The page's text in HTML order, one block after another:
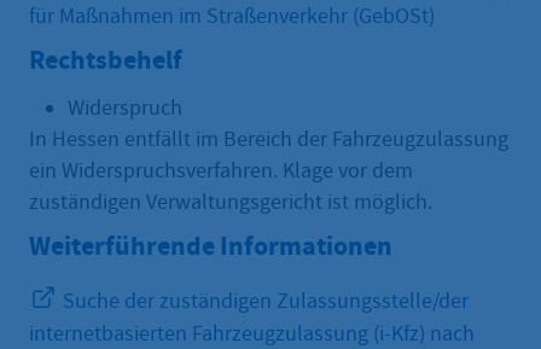
für Maßnahmen im Straßenverkehr (GebOSt)
Rechtsbehelf
Widerspruch
In Hessen entfällt im Bereich der Fahrzeugzulassung
ein Widerspruchsverfahren. Klage vor dem
zuständigen Verwaltungsgericht ist möglich.
Weiterführende Informationen
Suche der zuständigen Zulassungsstelle/der
internetbasierten Fahrzeugzulassung (i-Kfz) nach